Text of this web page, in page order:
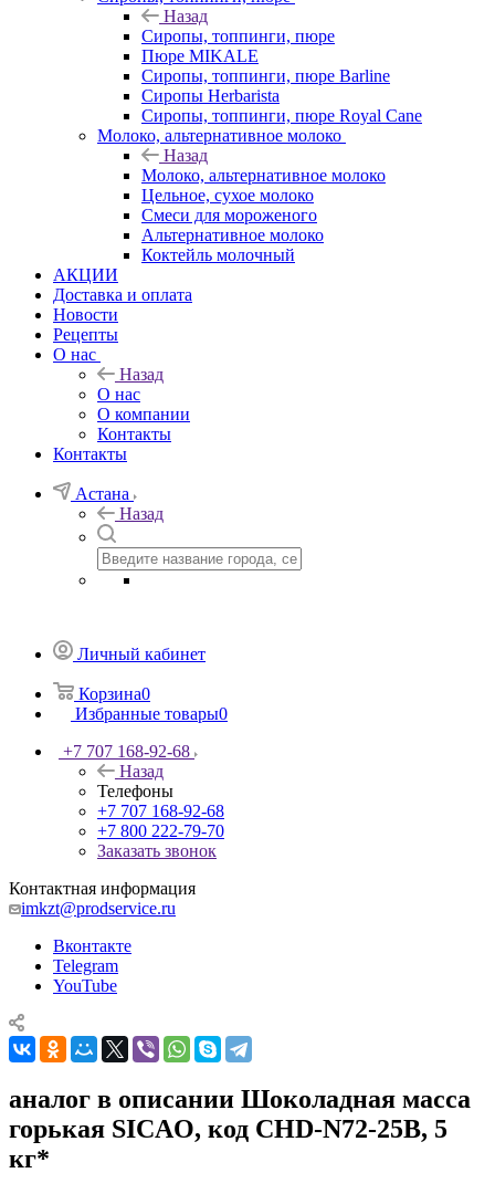
Назад
Сиропы, топпинги, пюре
Пюре MIKALE
Сиропы, топпинги, пюре Barline
Сиропы Herbarista
Сиропы, топпинги, пюре Royal Cane
Молоко, альтернативное молоко
Назад
Молоко, альтернативное молоко
Цельное, сухое молоко
Смеси для мороженого
Альтернативное молоко
Коктейль молочный
АКЦИИ
Доставка и оплата
Новости
Рецепты
О нас
Назад
О нас
О компании
Контакты
Контакты
Астана
Назад
Личный кабинет
Корзина0
Избранные товары0
+7 707 168-92-68
Назад
Телефоны
+7 707 168-92-68
+7 800 222-79-70
Заказать звонок
Контактная информация
imkzt@prodservice.ru
Вконтакте
Telegram
YouTube
аналог в описании Шоколадная масса
горькая SICAO, код CHD-N72-25B, 5
кг*